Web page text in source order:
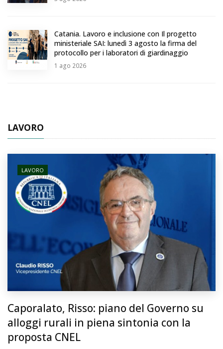
Catania. Lavoro e inclusione con Il progetto
ministeriale SAI: lunedì 3 agosto la firma del
protocollo per i laboratori di giardinaggio
1 ago 2026
LAVORO
LAVORO
Caporalato, Risso: piano del Governo su
alloggi rurali in piena sintonia con la
proposta CNEL